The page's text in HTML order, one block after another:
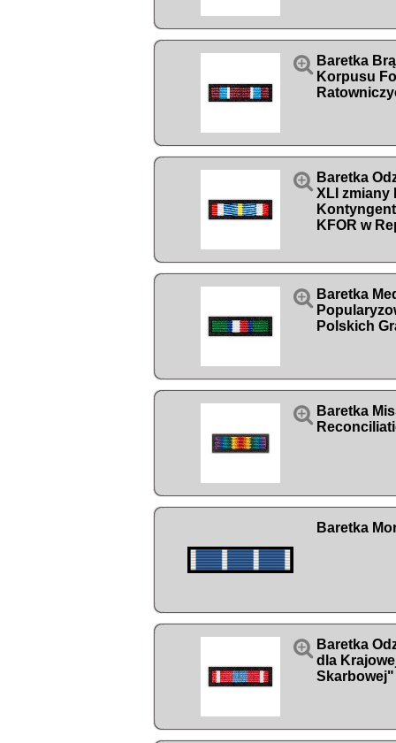
 Baretka
Korpusu
 Baretka
XLI zmiany
KFOR w
 Baretka
Polskich
 Baretka
Baretka
 Baretka
dla
Skarbowej"